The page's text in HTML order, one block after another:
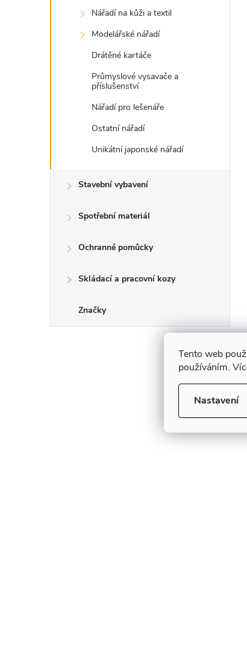
Tento web
používáním.
Nastavení
Nářadí na kůži a textil
Modelářské nářadí
Drátěné kartáče
Průmyslové vysavače a
příslušenství
Nářadí pro lešenáře
Ostatní nářadí
Unikátní japonské nářadí
Stavební vybavení
Spotřební materiál
Ochranné pomůcky
Skládací a pracovní kozy
Značky